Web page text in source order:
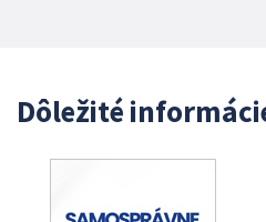
Dôležité